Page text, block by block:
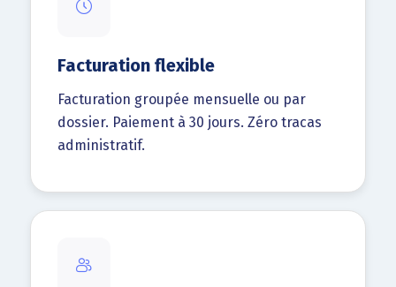
Facturation flexible
Facturation groupée mensuelle ou par
dossier. Paiement à 30 jours. Zéro tracas
administratif.